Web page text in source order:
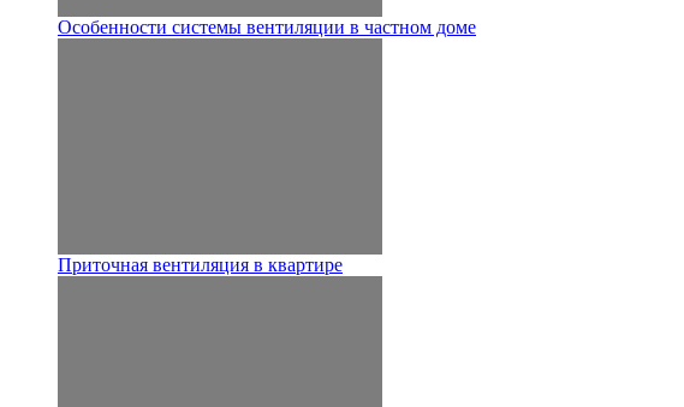
Особенности системы вентиляции в частном доме
Приточная вентиляция в квартире